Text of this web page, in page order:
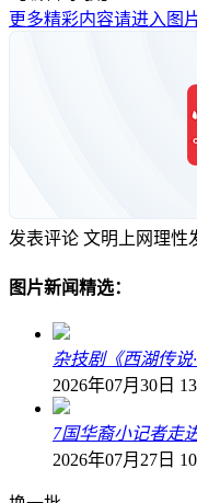
更多精彩内容请进入图
发表评论 文明上网理性
图片新闻精选：
杂技剧《西湖传
2026年07月30日
7国华裔小记者走
2026年07月27日